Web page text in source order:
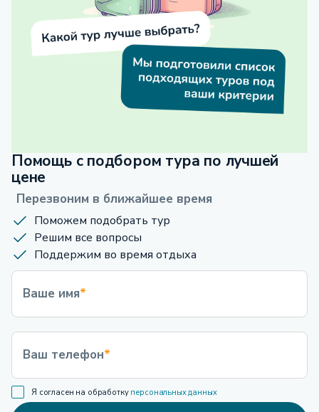
Помощь с подбором тура по лучшей
цене
Перезвоним в ближайшее время
Поможем подобрать тур
Решим все вопросы
Поддержим во время отдыха
Ваше имя*
Ваш телефон*
Я согласен на обработку персональных данных